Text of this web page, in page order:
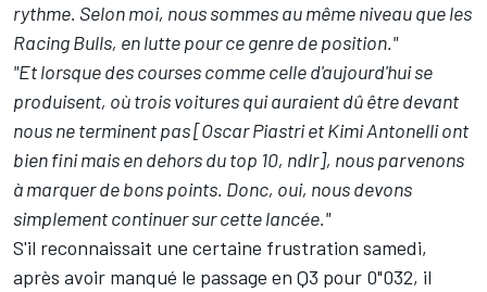
rythme. Selon moi, nous sommes au même niveau que les
Racing Bulls, en lutte pour ce genre de position."
"Et lorsque des courses comme celle d'aujourd'hui se
produisent, où trois voitures qui auraient dû être devant
nous ne terminent pas [Oscar Piastri et Kimi Antonelli ont
bien fini mais en dehors du top 10, ndlr], nous parvenons
à marquer de bons points. Donc, oui, nous devons
simplement continuer sur cette lancée."
S'il reconnaissait une certaine frustration samedi,
après avoir manqué le passage en Q3 pour 0"032, il